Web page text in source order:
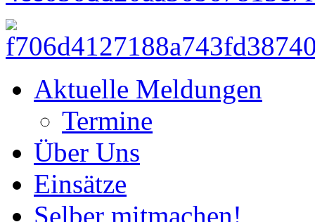
Aktuelle Meldungen
Termine
Über Uns
Einsätze
Selber mitmachen!